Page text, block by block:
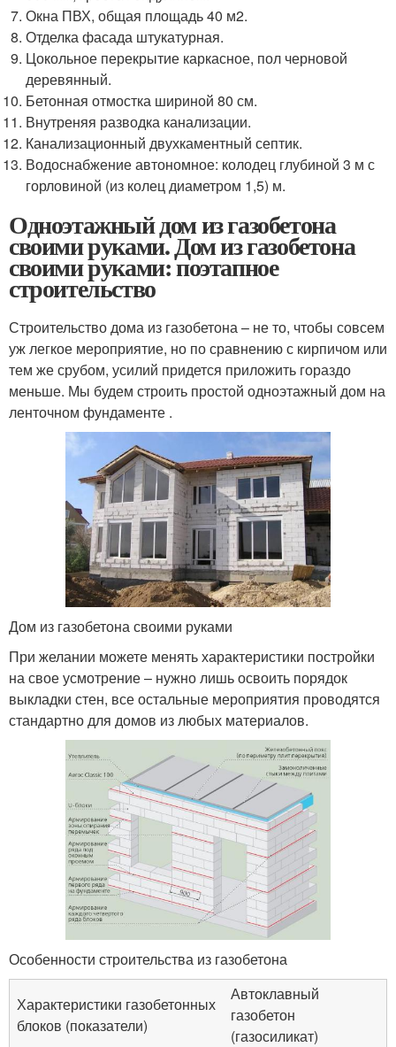
Окна ПВХ, общая площадь 40 м2.
Отделка фасада штукатурная.
Цокольное перекрытие каркасное, пол черновой
деревянный.
Бетонная отмостка шириной 80 см.
Внутреняя разводка канализации.
Канализационный двухкаментный септик.
Водоснабжение автономное: колодец глубиной 3 м с
горловиной (из колец диаметром 1,5) м.
Одноэтажный дом из газобетона
своими руками. Дом из газобетона
своими руками: поэтапное
строительство
Строительство дома из газобетона – не то, чтобы совсем
уж легкое мероприятие, но по сравнению с кирпичом или
тем же срубом, усилий придется приложить гораздо
меньше. Мы будем строить простой одноэтажный дом на
ленточном фундаменте .
Дом из газобетона своими руками
При желании можете менять характеристики постройки
на свое усмотрение – нужно лишь освоить порядок
выкладки стен, все остальные мероприятия проводятся
стандартно для домов из любых материалов.
Особенности строительства из газобетона
Характеристики газобетонных
блоков (показатели)
Автоклавный
газобетон
(газосиликат)